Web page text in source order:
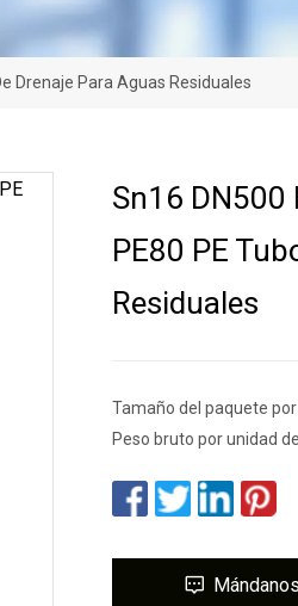
Drenaje Para Aguas Residuales
Sn16 DN500
PE80 PE
Residuales
Tamaño del paquete
Peso bruto por unidad
Mándanos